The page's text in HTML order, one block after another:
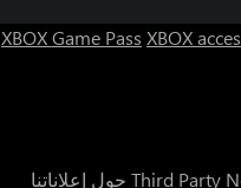
XBOX Game Pass XBOX
Third Party حول إعلاناتنا